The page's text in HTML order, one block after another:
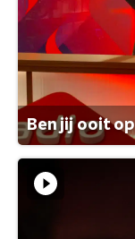
Ben jij ooit